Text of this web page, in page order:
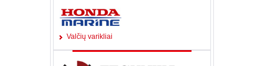
Valčių varikliai